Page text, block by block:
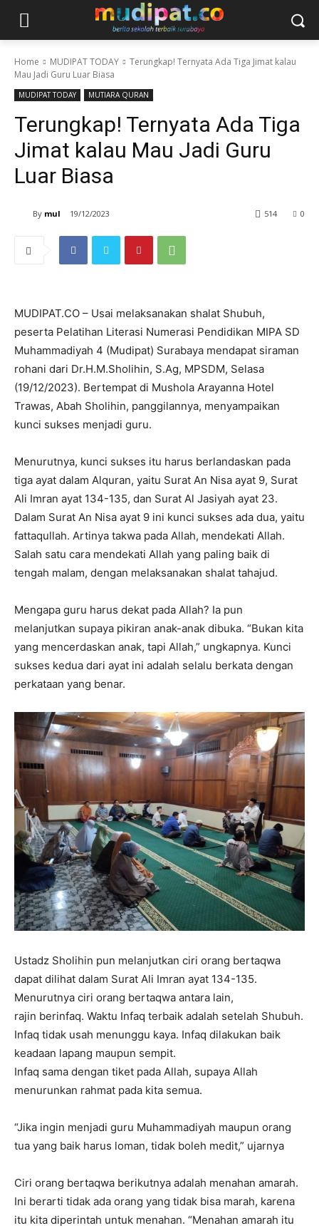
Home MUDIPAT TODAY
Terungkap! Ternyata Ada Tiga Jimat kalau
Mau Jadi Guru Luar Biasa
MUDIPAT TODAY MUTIARA QURAN
Terungkap! Ternyata Ada Tiga
Jimat kalau Mau Jadi Guru
Luar Biasa
By mul 19/12/2023 0
514
MUDIPAT.CO – Usai melaksanakan shalat Shubuh,
peserta Pelatihan Literasi Numerasi Pendidikan MIPA SD
Muhammadiyah 4 (Mudipat) Surabaya mendapat siraman
rohani dari Dr.H.M.Sholihin, S.Ag, MPSDM, Selasa
(19/12/2023). Bertempat di Mushola Arayanna Hotel
Trawas, Abah Sholihin, panggilannya, menyampaikan
kunci sukses menjadi guru.
Menurutnya, kunci sukses itu harus berlandaskan pada
tiga ayat dalam Alquran, yaitu Surat An Nisa ayat 9, Surat
Ali Imran ayat 134-135, dan Surat Al Jasiyah ayat 23.
Dalam Surat An Nisa ayat 9 ini kunci sukses ada dua, yaitu
fattaqullah. Artinya takwa pada Allah, mendekati Allah.
Salah satu cara mendekati Allah yang paling baik di
tengah malam, dengan melaksanakan shalat tahajud.
Mengapa guru harus dekat pada Allah? Ia pun
melanjutkan supaya pikiran anak-anak dibuka. “Bukan kita
yang mencerdaskan anak, tapi Allah,” ungkapnya. Kunci
sukses kedua dari ayat ini adalah selalu berkata dengan
perkataan yang benar.
Ustadz Sholihin pun melanjutkan ciri orang bertaqwa
dapat dilihat dalam Surat Ali Imran ayat 134-135.
Menurutnya ciri orang bertaqwa antara lain,
rajin berinfaq. Waktu Infaq terbaik adalah setelah Shubuh.
Infaq tidak usah menunggu kaya. Infaq dilakukan baik
keadaan lapang maupun sempit.
Infaq sama dengan tiket pada Allah, supaya Allah
menurunkan rahmat pada kita semua.
“Jika ingin menjadi guru Muhammadiyah maupun orang
tua yang baik harus loman, tidak boleh medit,” ujarnya
Ciri orang bertaqwa berikutnya adalah menahan amarah.
Ini berarti tidak ada orang yang tidak bisa marah, karena
itu kita diperintah untuk menahan. “Menahan amarah itu